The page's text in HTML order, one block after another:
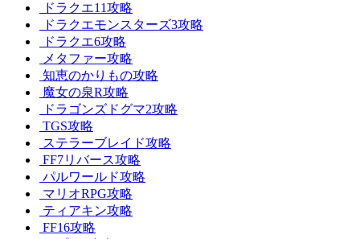
ドラクエ11攻略
ドラクエモンスターズ3攻略
ドラクエ6攻略
メタファー攻略
知恵のかりもの攻略
魔女の泉R攻略
ドラゴンズドグマ2攻略
TGS攻略
ステラーブレイド攻略
FF7リバース攻略
パルワールド攻略
マリオRPG攻略
ティアキン攻略
FF16攻略